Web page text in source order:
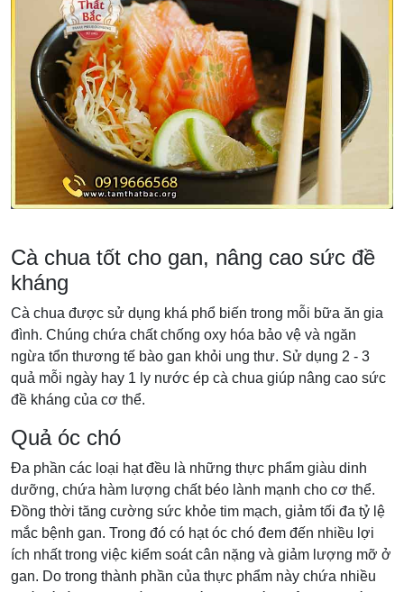
Cà chua tốt cho gan, nâng cao sức đề
kháng
Cà chua được sử dụng khá phổ biến trong mỗi bữa ăn gia
đình. Chúng chứa chất chống oxy hóa bảo vệ và ngăn
ngừa tổn thương tế bào gan khỏi ung thư. Sử dụng 2 - 3
quả mỗi ngày hay 1 ly nước ép cà chua giúp nâng cao sức
đề kháng của cơ thể.
Quả óc chó
Đa phần các loại hạt đều là những thực phẩm giàu dinh
dưỡng, chứa hàm lượng chất béo lành mạnh cho cơ thể.
Đồng thời tăng cường sức khỏe tim mạch, giảm tối đa tỷ lệ
mắc bệnh gan. Trong đó có hạt óc chó đem đến nhiều lợi
ích nhất trong việc kiểm soát cân nặng và giảm lượng mỡ ở
gan. Do trong thành phần của thực phẩm này chứa nhiều